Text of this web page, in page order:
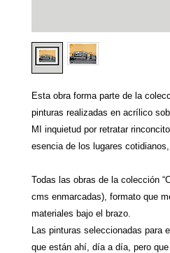
Esta obra forma parte de la
pinturas realizadas en acrílico
MI inquietud por retratar
esencia de los lugares
Todas las obras de la colección
cms enmarcadas), formato que
materiales bajo el brazo.
Las pinturas seleccionadas para
que están ahí, día a día, pero